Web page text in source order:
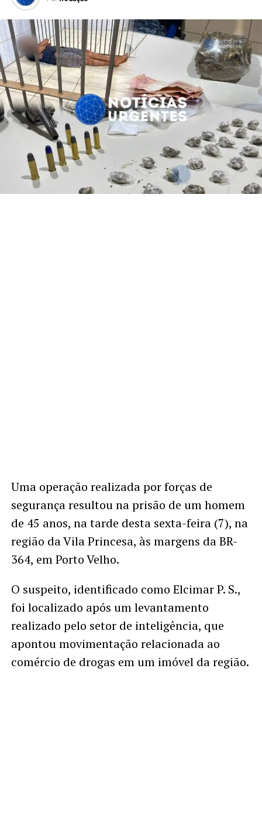
Uma operação realizada por forças de
segurança resultou na prisão de um homem
de 45 anos, na tarde desta sexta-feira (7), na
região da Vila Princesa, às margens da BR-
364, em Porto Velho.
O suspeito, identificado como Elcimar P. S.,
foi localizado após um levantamento
realizado pelo setor de inteligência, que
apontou movimentação relacionada ao
comércio de drogas em um imóvel da região.